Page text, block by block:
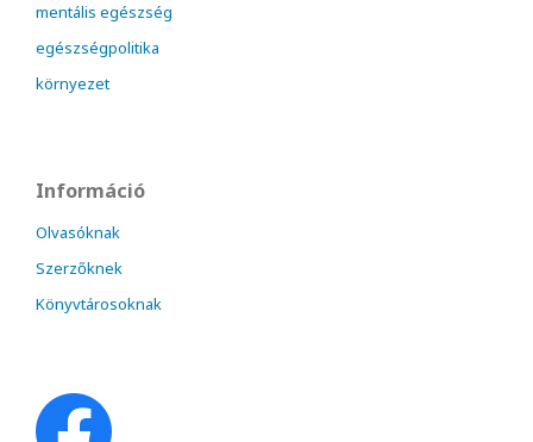
mentális egészség
egészségpolitika
környezet
Információ
Olvasóknak
Szerzőknek
Könyvtárosoknak